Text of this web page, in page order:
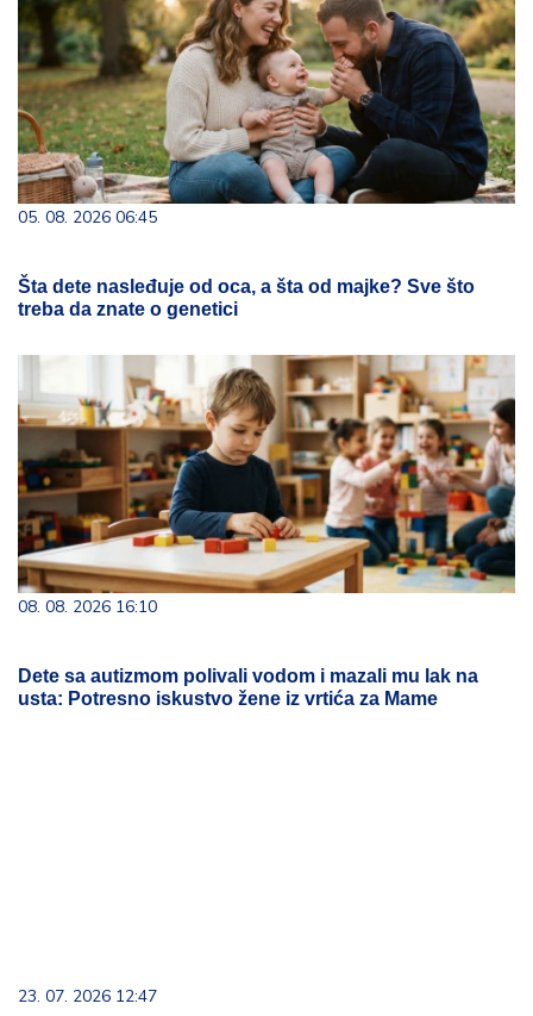
05. 08. 2026 06:45
Šta dete nasleđuje od oca, a šta od majke? Sve što
treba da znate o genetici
08. 08. 2026 16:10
Dete sa autizmom polivali vodom i mazali mu lak na
usta: Potresno iskustvo žene iz vrtića za Mame
23. 07. 2026 12:47